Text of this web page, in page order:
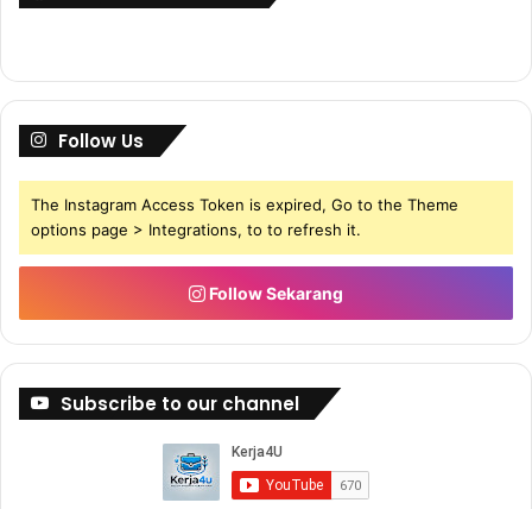
Follow Us
The Instagram Access Token is expired, Go to the Theme
options page > Integrations, to to refresh it.
Follow Sekarang
Subscribe to our channel